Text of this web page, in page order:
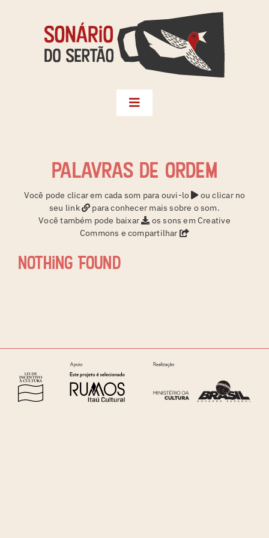
Toggle
Seleções
Territórios
Créditos
Sonário da Terra
Instagram
palavras de ordem
Você pode clicar em cada som para ouvi-lo
ou clicar no
seu link
para conhecer mais sobre o som.
Você também pode baixar
os sons em Creative
Commons e compartilhar
Nothing Found